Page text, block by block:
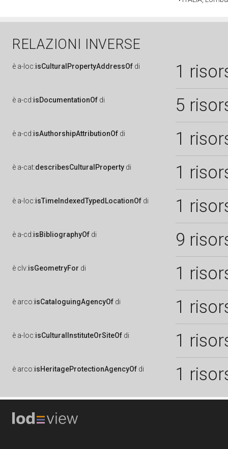
RELAZIONI INVERSE
è a-loc:isCulturalPropertyAddressOf di 1
è a-cd:isDocumentationOf di 5
è a-cd:isAuthorshipAttributionOf di 1
è a-cat:describesCulturalProperty di 1
è a-loc:isTimeIndexedTypedLocationOf di 1
è a-cd:isBibliographyOf di 9
è clv:isGeometryFor di 1
è arco:isCataloguingAgencyOf di 1
è a-loc:isCulturalInstituteOrSiteOf di 1
è arco:isHeritageProtectionAgencyOf di 1